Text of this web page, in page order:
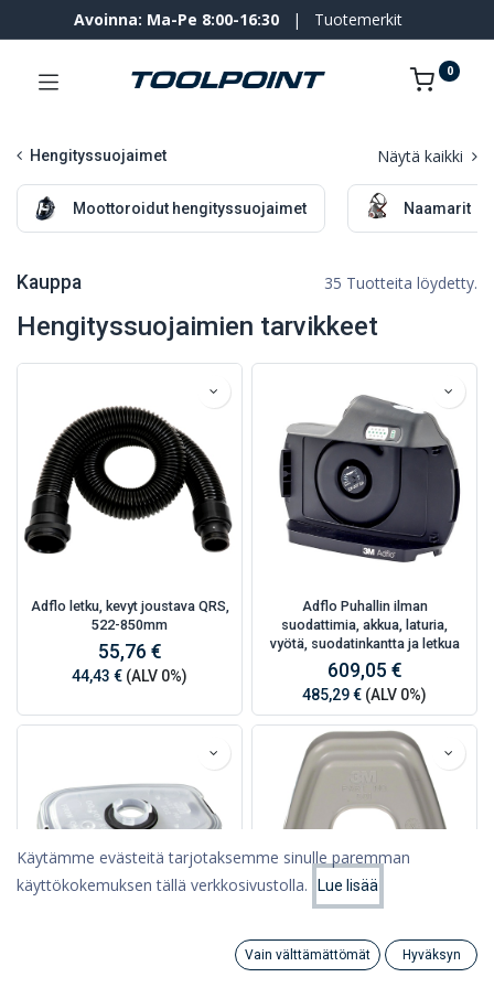
Suosituimmat
Category
Avoinna: Ma-Pe 8:00-16:30 | Tuotemerkit
0
Hengityssuojaimet Näytä kaikki
Moottoroidut hengityssuojaimet Naamarit
Kauppa 35 Tuotteita löydetty.
Hengityssuojaimien tarvikkeet
Adflo letku, kevyt joustava QRS,
522-850mm
55,76 €
44,43 € (ALV 0%)
Adflo Puhallin ilman
suodattimia, akkua, laturia,
vyötä, suodatinkantta ja letkua
609,05 €
485,29 € (ALV 0%)
3M Suodatinkiinnike
Käytämme evästeitä tarjotaksemme sinulle paremman
käyttökokemuksen tällä verkkosivustolla.
Lue lisää
Vain välttämättömät Hyväksyn